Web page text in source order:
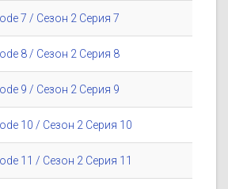
7 / Сезон 2 Серия 7
8 / Сезон 2 Серия 8
9 / Сезон 2 Серия 9
10 / Сезон 2 Серия 10
11 / Сезон 2 Серия 11